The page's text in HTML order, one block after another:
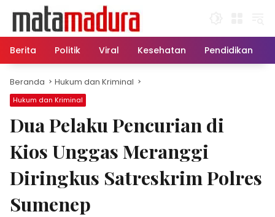
konten
Berita
Politik Viral Kesehatan Pendidikan
Beranda Hukum dan Kriminal
Hukum dan Kriminal
Dua Pelaku Pencurian di
Kios Unggas Meranggi
Diringkus Satreskrim Polres
Sumenep